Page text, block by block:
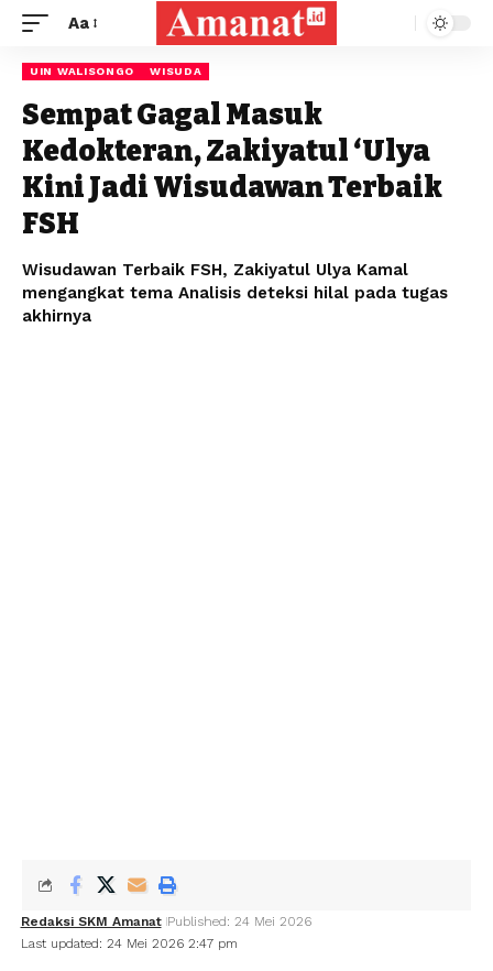
Aa
UIN WALISONGO WISUDA
Sempat Gagal Masuk
Kedokteran, Zakiyatul ‘Ulya
Kini Jadi Wisudawan Terbaik
FSH
Wisudawan Terbaik FSH, Zakiyatul Ulya Kamal
mengangkat tema Analisis deteksi hilal pada tugas
akhirnya
Last updated: 24 Mei 2026 2:47 pm
Redaksi SKM Amanat Published: 24 Mei 2026